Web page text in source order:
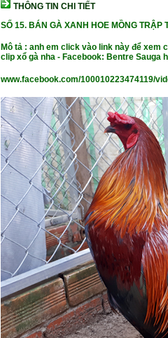
THÔNG TIN CHI TIẾT
SỐ 15.BÁN GÀ XANH HOE MỒNG TRẬP
Mô tả : anh em click vào link này để xem
clip xổ gà nha - Facebook: Bentre Sauga
www.facebook.com/100010223474119/